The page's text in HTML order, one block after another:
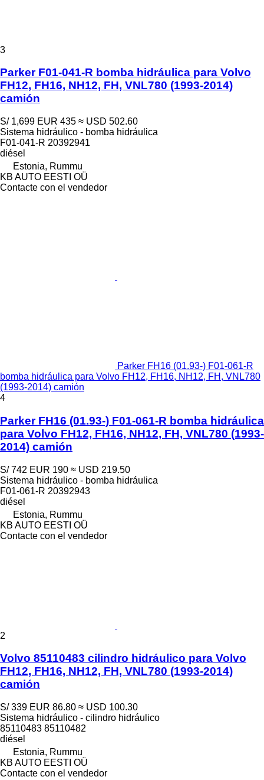
3
Parker F01-041-R bomba hidráulica para Volvo
FH12, FH16, NH12, FH, VNL780 (1993-2014)
camión
S/ 1,699 EUR 435 ≈ USD 502.60
Sistema hidráulico - bomba hidráulica
F01-041-R 20392941
diésel
Estonia, Rummu
KB AUTO EESTI OÜ
Contacte con el vendedor
Parker FH16 (01.93-) F01-061-R
bomba hidráulica para Volvo FH12, FH16, NH12, FH, VNL780
(1993-2014) camión
4
Parker FH16 (01.93-) F01-061-R bomba hidráulica
para Volvo FH12, FH16, NH12, FH, VNL780 (1993-
2014) camión
S/ 742 EUR 190 ≈ USD 219.50
Sistema hidráulico - bomba hidráulica
F01-061-R 20392943
diésel
Estonia, Rummu
KB AUTO EESTI OÜ
Contacte con el vendedor
2
Volvo 85110483 cilindro hidráulico para Volvo
FH12, FH16, NH12, FH, VNL780 (1993-2014)
camión
S/ 339 EUR 86.80 ≈ USD 100.30
Sistema hidráulico - cilindro hidráulico
85110483 85110482
diésel
Estonia, Rummu
KB AUTO EESTI OÜ
Contacte con el vendedor